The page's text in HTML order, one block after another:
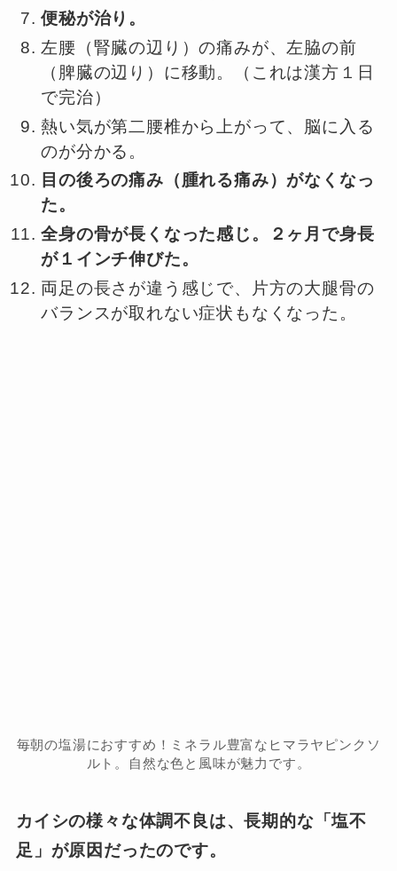
便秘が治り。
左腰（腎臓の辺り）の痛みが、左脇の前
（脾臓の辺り）に移動。（これは漢方１日
で完治）
熱い気が第二腰椎から上がって、脳に入る
のが分かる。
目の後ろの痛み（腫れる痛み）がなくなっ
た。
全身の骨が長くなった感じ。２ヶ月で身長
が１インチ伸びた。
両足の長さが違う感じで、片方の大腿骨の
バランスが取れない症状もなくなった。
毎朝の塩湯におすすめ！ミネラル豊富なヒマラヤピンクソ
ルト。自然な色と風味が魅力です。
カイシの様々な体調不良は、長期的な「塩不
足」が原因だったのです。